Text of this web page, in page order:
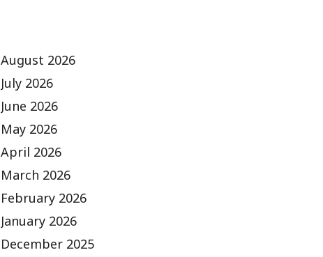
August 2026
July 2026
June 2026
May 2026
April 2026
March 2026
February 2026
January 2026
December 2025